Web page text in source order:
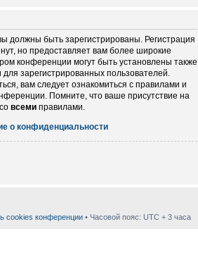
должны быть зарегистрированы. Регистрация
но предоставляет вам более широкие
конференции могут быть установлены также
зарегистрированных пользователей.
вам следует ознакомиться с правилами и
Помните, что ваше присутствие на
всеми правилами.
о конфиденциальности
cookies конференции • Часовой пояс: UTC + 3 часа